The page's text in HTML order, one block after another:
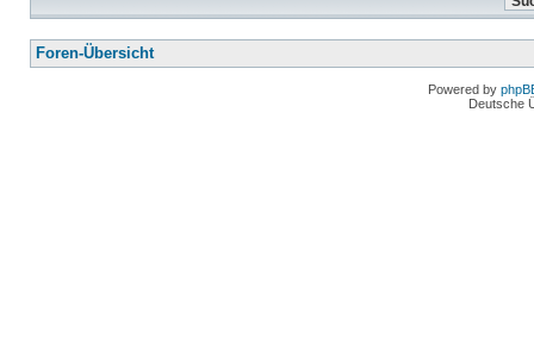
Foren-Übersicht
Powered by
Deutsche